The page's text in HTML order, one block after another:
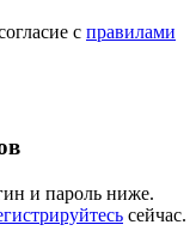
с правилами
и пароль ниже.
сейчас.